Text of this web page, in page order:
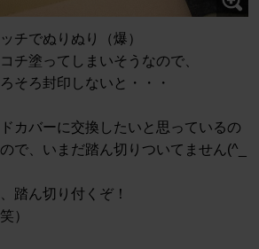
チでぬりぬり（爆）
チ塗ってしまいそうなので、
そろ封印しないと・・・
カバーに交換したいと思っているの
で、いまだ踏ん切りついてません(^_
踏ん切り付くぞ！
）